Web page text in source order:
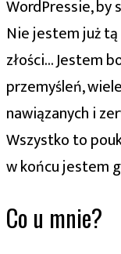
WordPressie, by
Nie jestem już
złości… Jestem
przemyśleń,
nawiązanych i
Wszystko to
w końcu jestem
Co u mnie?